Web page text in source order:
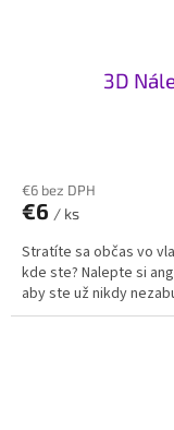
3D
€6 bez DPH
€6 / ks
Stratíte sa občas vo
kde ste? Nalepte si
aby ste už nikdy